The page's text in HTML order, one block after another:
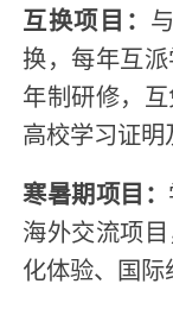
互换项目：
换，每年互
年制研修，
高校学习证明
寒暑期项目：
海外交流项
化体验、国际